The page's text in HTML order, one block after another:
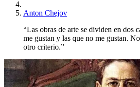
Anton Chejov
“Las obras de arte se dividen en dos
me gustan y las que no me gustan.
otro criterio.”